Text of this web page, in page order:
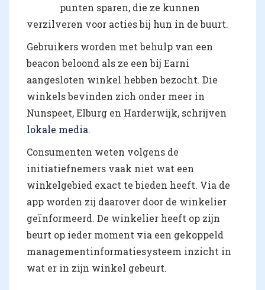
punten sparen, die ze kunnen
verzilveren voor acties bij hun in de buurt.
Gebruikers worden met behulp van een
beacon beloond als ze een bij Earni
aangesloten winkel hebben bezocht. Die
winkels bevinden zich onder meer in
Nunspeet, Elburg en Harderwijk, schrijven
lokale media.
Consumenten weten volgens de
initiatiefnemers vaak niet wat een
winkelgebied exact te bieden heeft. Via de
app worden zij daarover door de winkelier
geïnformeerd. De winkelier heeft op zijn
beurt op ieder moment via een gekoppeld
managementinformatiesysteem inzicht in
wat er in zijn winkel gebeurt.